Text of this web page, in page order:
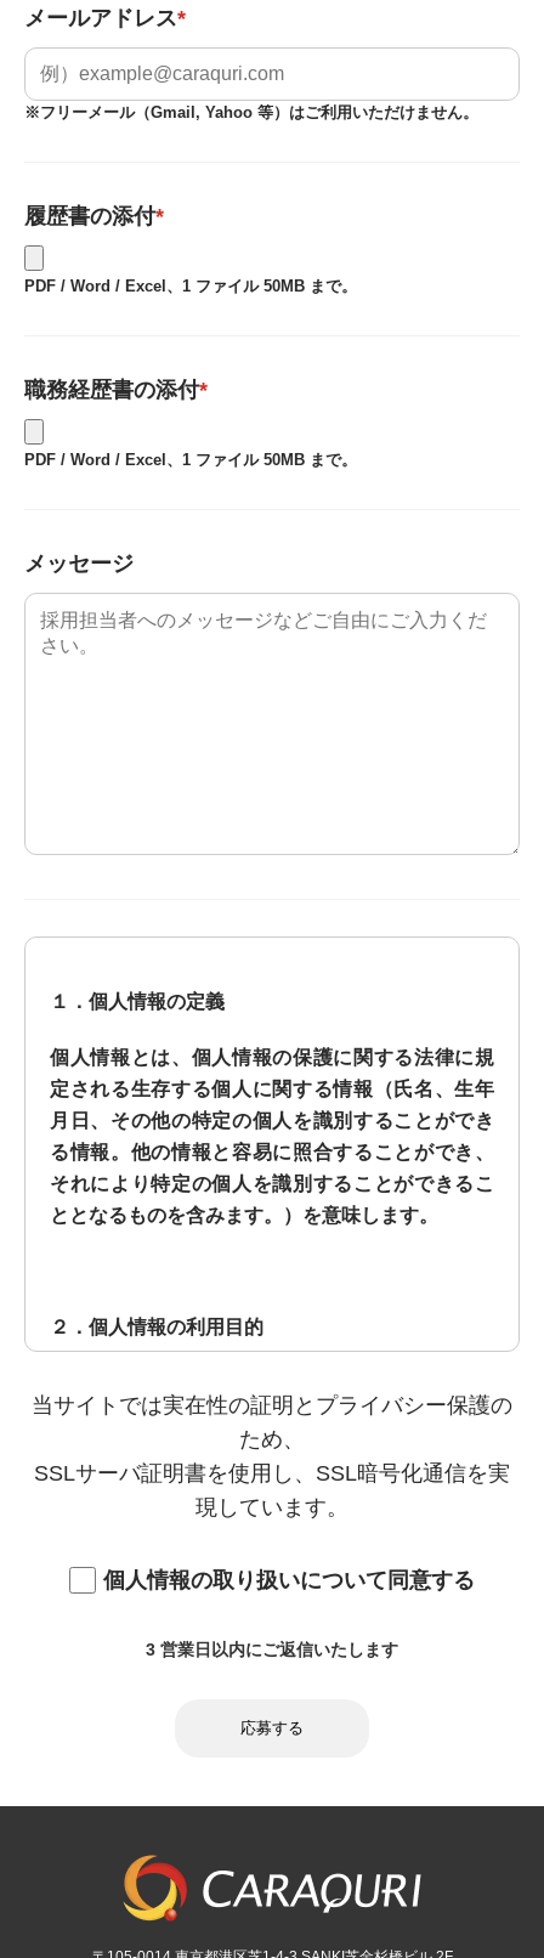
メールアドレス*
※フリーメール（Gmail, Yahoo 等）はご利用いただけません。
履歴書の添付*
PDF / Word / Excel、1 ファイル 50MB まで。
職務経歴書の添付*
PDF / Word / Excel、1 ファイル 50MB まで。
メッセージ
１．個人情報の定義
個人情報とは、個人情報の保護に関する法律に規
定される生存する個人に関する情報（氏名、生年
月日、その他の特定の個人を識別することができ
る情報。他の情報と容易に照合することができ、
それにより特定の個人を識別することができるこ
ととなるものを含みます。）を意味します。
２．個人情報の利用目的
とおりです。
（１）当社提供サービスの利用状況の把握
（２）当社及び当社パートナー企業の提供サービ
３．個人情報利用の制限
当社は、あらかじめご本人の同意を得ず、利用目
的の達成に必要な範囲を超えて個人情報を取扱う
当サイトでは実在性の証明とプライバシー保護の
ため、
SSLサーバ証明書を使用し、SSL暗号化通信を実
現しています。
個人情報の取り扱いについて同意する
3 営業日以内にご返信いたします
応募する